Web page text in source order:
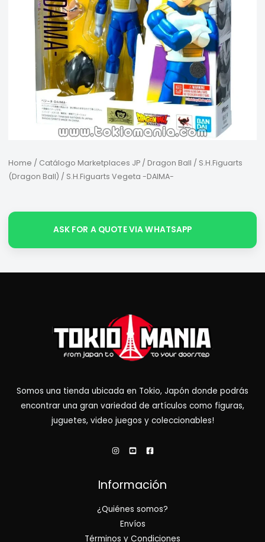
Home / Catálogo Marketplaces JP/ Dragon Ball / S.H.Figuarts
(Dragon Ball) / S.H.Figuarts Vegeta -DAIMA-
ASK FOR A QUOTE VIA WHATSAPP
Somos una tienda ubicada en Tokio, Japón donde podrás
encontrar una gran variedad de artículos como figuras,
juguetes, video juegos y coleccionables!
Información
¿Quiénes somos?
Envíos
Términos y Condiciones